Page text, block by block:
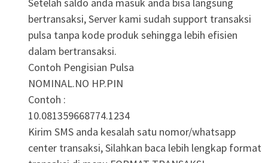
bertransaksi, Server kami sudah support transaksi
pulsa tanpa kode produk sehingga lebih efisien
dalam bertransaksi.
Contoh Pengisian Pulsa
NOMINAL.NO HP.PIN
Contoh :
10.081359668774.1234
Kirim SMS anda kesalah satu nomor/whatsapp
center transaksi, Silahkan baca lebih lengkap format